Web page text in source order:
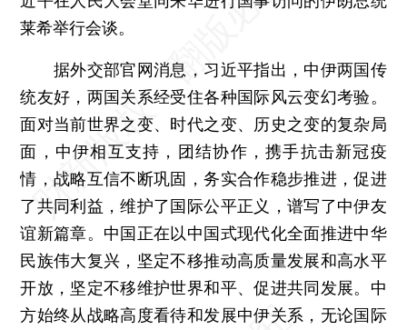
莱希举行会谈。
据外交部官网消息，习近平指出，中伊两国传
统友好，两国关系经受住各种国际风云变幻考验。
面对当前世界之变、时代之变、历史之变的复杂局
面，中伊相互支持，团结协作，携手抗击新冠疫
情，战略互信不断巩固，务实合作稳步推进，促进
了共同利益，维护了国际公平正义，谱写了中伊友
谊新篇章。中国正在以中国式现代化全面推进中华
民族伟大复兴，坚定不移推动高质量发展和高水平
开放，坚定不移维护世界和平、促进共同发展。中
方始终从战略高度看待和发展中伊关系，无论国际